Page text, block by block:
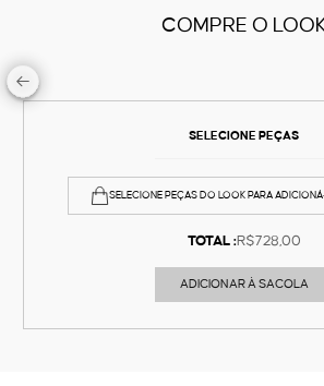
COMPRE O
SELECIONE PEÇAS
SELECIONE PEÇAS DO LOOK PARA
TOTAL :R$728,00
ADICIONAR À SACOLA